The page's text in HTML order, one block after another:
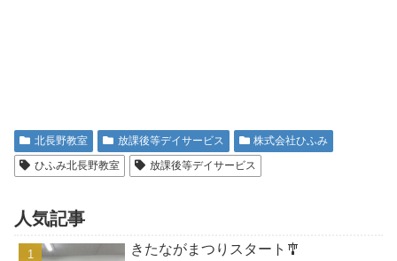
北長野教室 放課後等デイサービス
株式会社ひふみ
ひふみ北長野教室
放課後等デイサービス
人気記事
きたながまつりスタート🎐